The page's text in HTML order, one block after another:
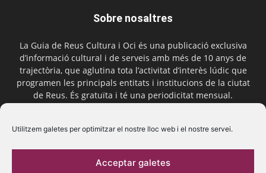
Utilitzem galetes per optimitzar el nostre lloc web i el nostre servei.
Acceptar galetes
Sobre nosaltres
La Guia de Reus Cultura i Oci és una publicació exclusiva
d’informació cultural i de serveis amb més de 10 anys de
trajectòria, que aglutina tota l’activitat d’interès lúdic que
programen les principals entitats i institucions de la ciutat
de Reus. És gratuïta i té una periodicitat mensual.
Segueix-nos